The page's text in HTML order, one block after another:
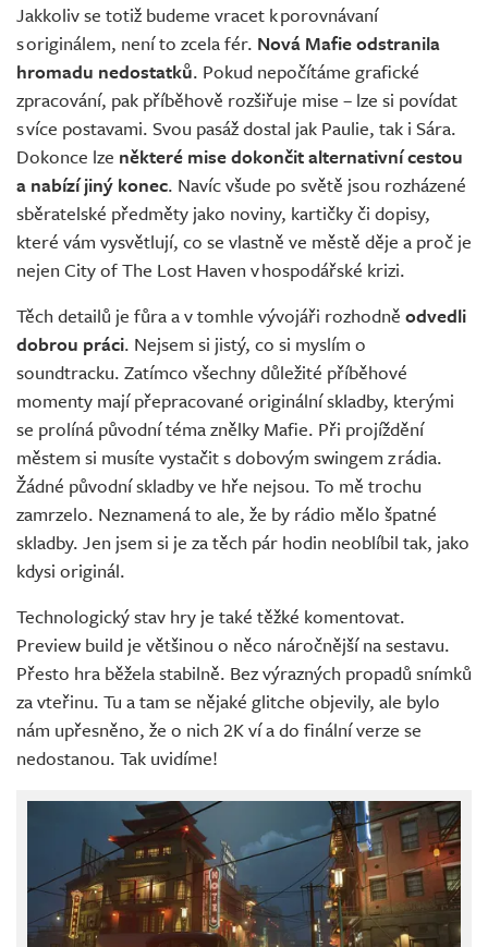
Jakkoliv se totiž budeme vracet k porovnávaní
s originálem, není to zcela fér. Nová Mafie odstranila
hromadu nedostatků. Pokud nepočítáme grafické
zpracování, pak příběhově rozšiřuje mise – lze si povídat
s více postavami. Svou pasáž dostal jak Paulie, tak i Sára.
Dokonce lze některé mise dokončit alternativní cestou
a nabízí jiný konec. Navíc všude po světě jsou rozházené
sběratelské předměty jako noviny, kartičky či dopisy,
které vám vysvětlují, co se vlastně ve městě děje a proč je
nejen City of The Lost Haven v hospodářské krizi.
Těch detailů je fůra a v tomhle vývojáři rozhodně odvedli
dobrou práci. Nejsem si jistý, co si myslím o
soundtracku. Zatímco všechny důležité příběhové
momenty mají přepracované originální skladby, kterými
se prolíná původní téma znělky Mafie. Při projíždění
městem si musíte vystačit s dobovým swingem z rádia.
Žádné původní skladby ve hře nejsou. To mě trochu
zamrzelo. Neznamená to ale, že by rádio mělo špatné
skladby. Jen jsem si je za těch pár hodin neoblíbil tak, jako
kdysi originál.
Technologický stav hry je také těžké komentovat.
Preview build je většinou o něco náročnější na sestavu.
Přesto hra běžela stabilně. Bez výrazných propadů snímků
za vteřinu. Tu a tam se nějaké glitche objevily, ale bylo
nám upřesněno, že o nich 2K ví a do finální verze se
nedostanou. Tak uvidíme!